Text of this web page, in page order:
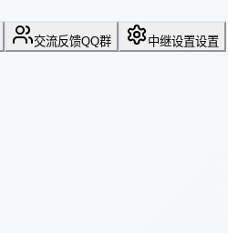
交流反馈QQ群 中继设置设置